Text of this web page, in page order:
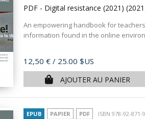
PDF - Digital resistance (2021)
An empowering handbook for
information found in the online
Prix
12,50 € / 25.00 $US
AJOUTER AU PANIER
EPUB PAPIER PDF ISBN 978-92-871-